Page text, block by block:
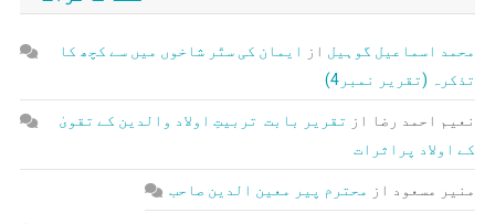
محمد اسماعیل گوہیل از
ایمان کی ستّر شاخوں میں سے کچھ کا
تذکرہ (تقریر نمبر4)
نعیم احمد رضا از تقریر بابت تربیتِ اولاد والدین کے تقویٰ
کے اولاد پراثرات
منیر مسعود از محترم پیر معین الدین صاحب